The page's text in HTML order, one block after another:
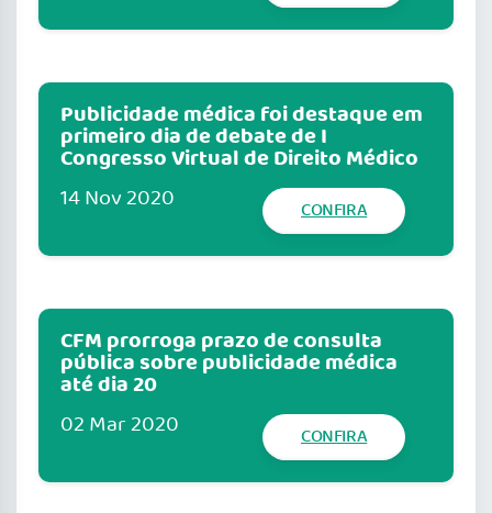
Publicidade médica foi destaque em
primeiro dia de debate de I
Congresso Virtual de Direito Médico
14 Nov 2020 CONFIRA
CFM prorroga prazo de consulta
pública sobre publicidade médica
até dia 20
02 Mar 2020 CONFIRA